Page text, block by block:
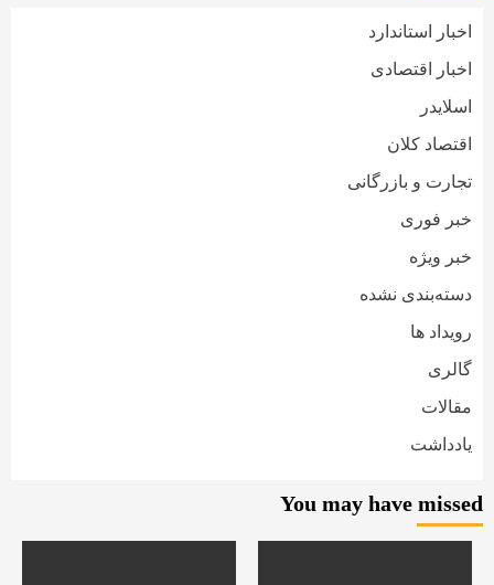
اخبار استاندارد
اخبار اقتصادی
اسلایدر
اقتصاد کلان
تجارت و بازرگانی
خبر فوری
خبر ویژه
دسته‌بندی نشده
رویداد ها
گالری
مقالات
یادداشت
You may have missed